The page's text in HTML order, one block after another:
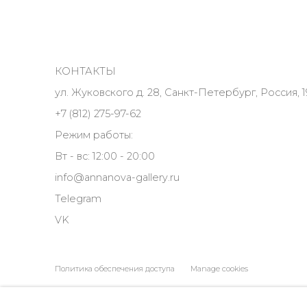
КОНТАКТЫ
ул. Жуковского д. 28, Санкт-Петербург, Россия,
+7 (812) 275-97-62
Режим работы:
Вт - вс: 12:00 - 20:00
info@annanova-gallery.ru
Telegram
VK
Политика обеспечения доступа Manage cookies
COPYRIGHT © 2026 ANNA NOVA GALLERY SITE BY ARTLOGIC